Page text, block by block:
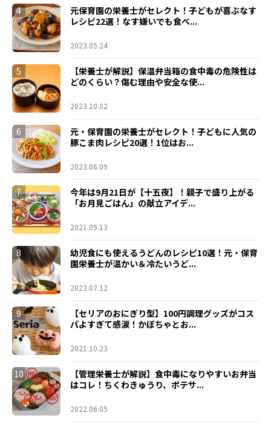
4
元保育園の栄養士がセレクト！子どもが喜ぶなす
レシピ22選！なす嫌いでも食べ...
2023.05.24
5
【栄養士が解説】保温弁当箱の食中毒の危険性は
どのくらい？傷む理由や安全な使...
2023.10.02
6
元・保育園の栄養士がセレクト！子どもに人気の
豚こま肉レシピ20選！1位はお...
2023.06.09
7
今年は9月21日が【十五夜】！親子で盛り上がる
「お月見ごはん」の献立アイデ...
2021.09.13
8
幼児食にも使えるうどんのレシピ10選！元・保育
園栄養士が温かい＆冷たいうど...
2023.07.12
9
【セリアのおにぎり型】100円調理グッズがコス
パよすぎて感涙！かぼちゃとお...
2021.10.23
10
【管理栄養士が解説】食中毒になりやすいお弁当
はコレ！ちくわきゅうり、ポテサ...
2022.06.05